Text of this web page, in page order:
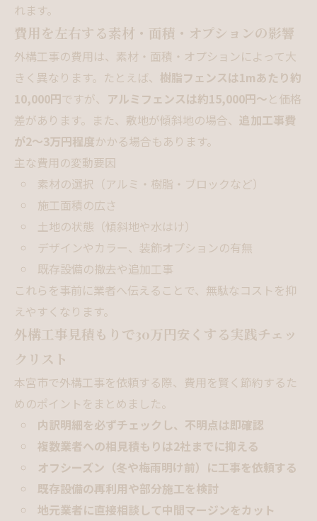
れます。
費用を左右する素材・面積・オプションの影響
外構工事の費用は、素材・面積・オプションによって大
きく異なります。たとえば、 樹脂フェンスは1mあたり約
10,000円ですが、 アルミフェンスは約15,000円〜と価格
差があります。また、敷地が傾斜地の場合、 追加工事費
が2〜3万円程度かかる場合もあります。
主な費用の変動要因
素材の選択（アルミ・樹脂・ブロックなど）
施工面積の広さ
土地の状態（傾斜地や水はけ）
デザインやカラー、装飾オプションの有無
既存設備の撤去や追加工事
これらを事前に業者へ伝えることで、無駄なコストを抑
えやすくなります。
外構工事見積もりで30万円安くする実践チェッ
クリスト
本宮市で外構工事を依頼する際、費用を賢く節約するた
めのポイントをまとめました。
内訳明細を必ずチェックし、不明点は即確認
複数業者への相見積もりは2社までに抑える
オフシーズン（冬や梅雨明け前）に工事を依頼する
既存設備の再利用や部分施工を検討
地元業者に直接相談して中間マージンをカット